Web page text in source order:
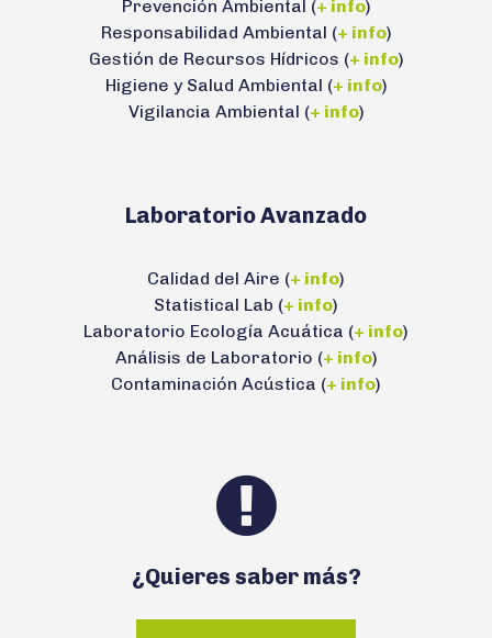
Prevención Ambiental (+ info)
Responsabilidad Ambiental (+ info)
Gestión de Recursos Hídricos (+ info)
Higiene y Salud Ambiental (+ info)
Vigilancia Ambiental (+ info)
Laboratorio Avanzado
Calidad del Aire (+ info)
Statistical Lab (+ info)
Laboratorio Ecología Acuática (+ info)
Análisis de Laboratorio (+ info)
Contaminación Acústica (+ info)
¿Quieres saber más?